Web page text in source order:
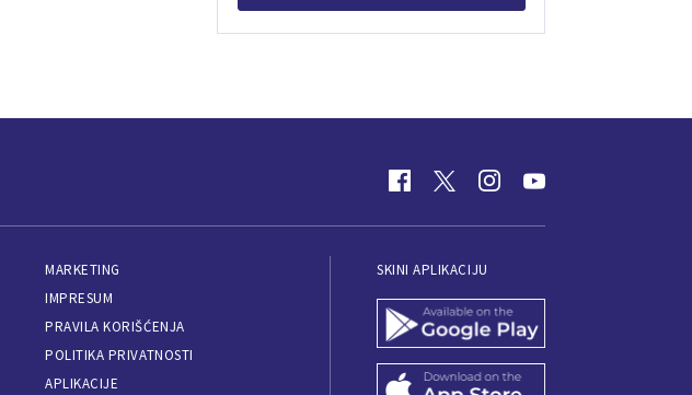
MARKETING
IMPRESUM
PRAVILA KORIŠĆENJA
POLITIKA PRIVATNOSTI
APLIKACIJE
SKINI APLIKACIJU